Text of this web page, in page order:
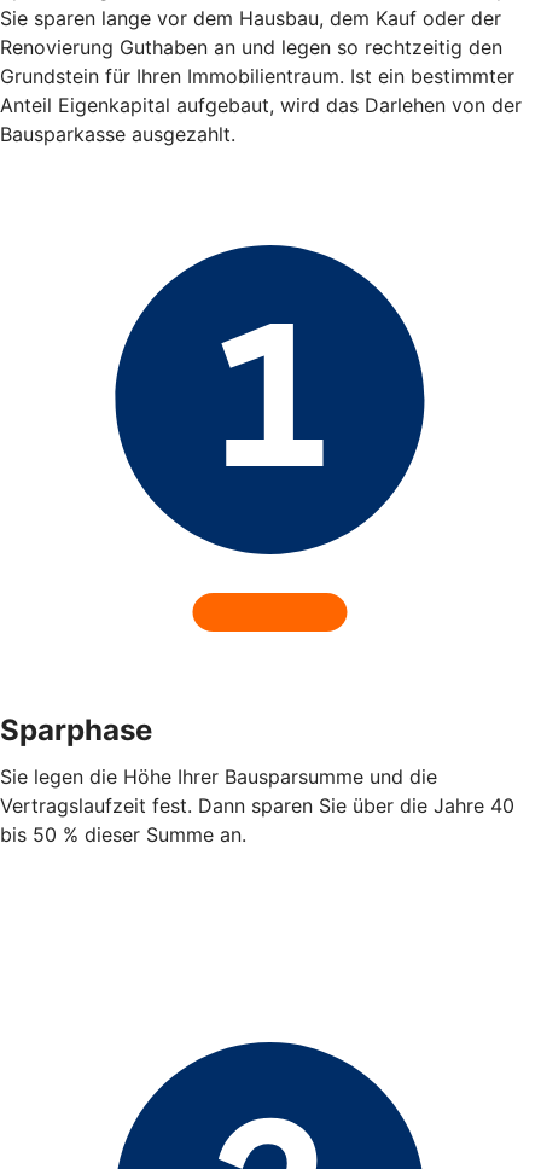
Sie sparen lange vor dem Hausbau, dem Kauf oder der
Renovierung Guthaben an und legen so rechtzeitig den
Grundstein für Ihren Immobilientraum. Ist ein bestimmter
Anteil Eigenkapital aufgebaut, wird das Darlehen von der
Bausparkasse ausgezahlt.
Sparphase
Sie legen die Höhe Ihrer Bausparsumme und die
Vertragslaufzeit fest. Dann sparen Sie über die Jahre 40
bis 50 % dieser Summe an.